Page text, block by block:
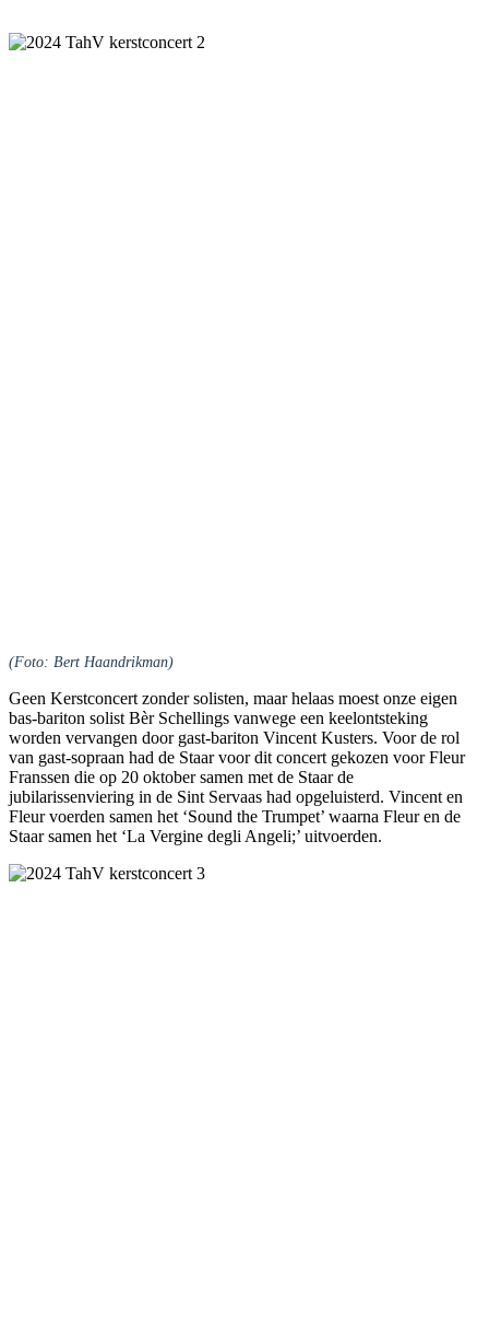
(Foto: Bert Haandrikman)
Geen Kerstconcert zonder solisten, maar helaas moest onze eigen
bas-bariton solist Bèr Schellings vanwege een keelontsteking
worden vervangen door gast-bariton Vincent Kusters. Voor de rol
van gast-sopraan had de Staar voor dit concert gekozen voor Fleur
Franssen die op 20 oktober samen met de Staar de
jubilarissenviering in de Sint Servaas had opgeluisterd. Vincent en
Fleur voerden samen het ‘Sound the Trumpet’ waarna Fleur en de
Staar samen het ‘La Vergine degli Angeli;’ uitvoerden.